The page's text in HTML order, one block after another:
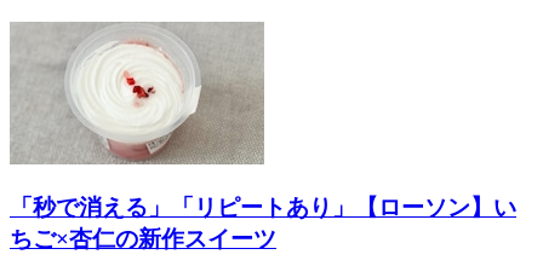
「秒で消える」「リピートあり」【ローソン】い
ちご×杏仁の新作スイーツ